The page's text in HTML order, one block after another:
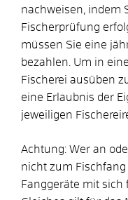
nachweisen, indem
Fischerprüfung
müssen Sie eine
bezahlen. Um in
Fischerei ausüben
eine Erlaubnis der
jeweiligen
Achtung: Wer an
nicht zum
Fanggeräte mit sich